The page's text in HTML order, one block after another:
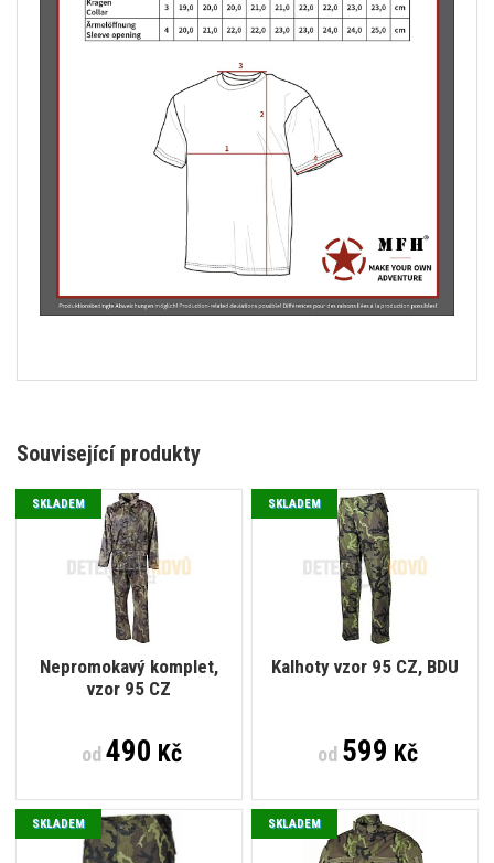
Související produkty
Nepromokavý komplet,
vzor 95 CZ
SKLADEM
od490 Kč
Kalhoty vzor 95 CZ, BDU
SKLADEM
od599 Kč
SKLADEM SKLADEM